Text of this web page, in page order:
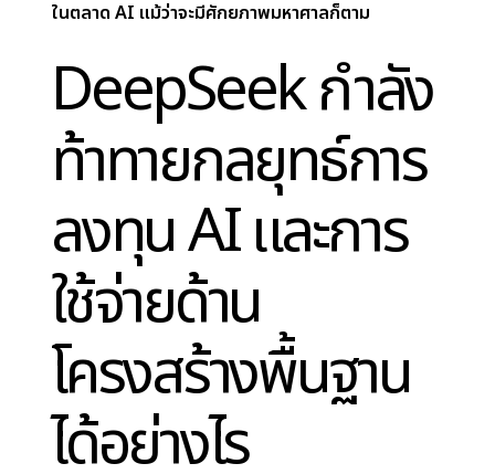
ผลกระทบของ DeepSeek
ต่อตลาด AI และ NVIDIA
DeepSeek สตาร์ทอัพ AI จากจีน เปิดตัวโมเดล
AI ล้ำสมัยที่ แข่งขันโดยตรง
ยักษ์ใหญ่อย่างNVIDIA ซึ่งเป็นผู้นำด้าน GPU สำหรับ
งาน AI มายาวนาน
การแข่งขันครั้งนี้ส่งผลกระทบอย่างรุนแรงต่อตลาด
หุ้น: